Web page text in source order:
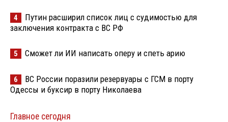
4
Путин расширил список лиц с судимостью для
заключения контракта с ВС РФ
5 Сможет ли ИИ написать оперу и спеть арию
6
ВС России поразили резервуары с ГСМ в порту
Одессы и буксир в порту Николаева
Главное сегодня